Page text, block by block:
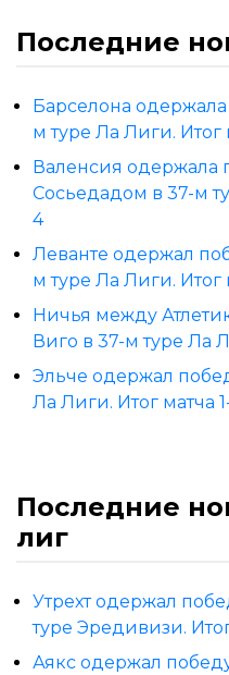
Последние
Барселона
м туре Ла Лиги. Итог
Валенсия одержала
Сосьедадом в 37-м
4
Леванте одержал
м туре Ла Лиги. Итог
Ничья между
Виго в 37-м туре Ла
Эльче одержал
Ла Лиги. Итог матча
Последние
лиг
Утрехт одержал
туре Эредивизи.
Аякс одержал